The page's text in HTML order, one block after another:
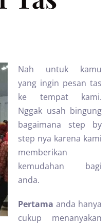
Nah untuk kamu
yang ingin pesan tas
ke tempat kami.
Nggak usah bingung
bagaimana step by
step nya karena kami
memberikan
kemudahan bagi
anda.
Pertama anda hanya
cukup menanyakan